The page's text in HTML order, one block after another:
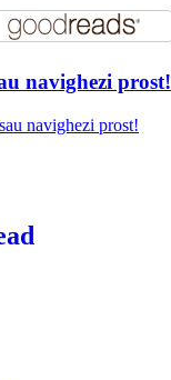
navighezi prost!
navighezi prost!